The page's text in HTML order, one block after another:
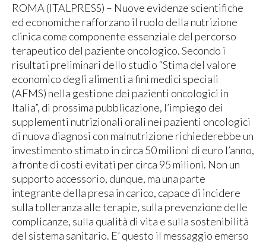
ROMA (ITALPRESS) – Nuove evidenze scientifiche
ed economiche rafforzano il ruolo della nutrizione
clinica come componente essenziale del percorso
terapeutico del paziente oncologico. Secondo i
risultati preliminari dello studio “Stima del valore
economico degli alimenti a fini medici speciali
(AFMS) nella gestione dei pazienti oncologici in
Italia”, di prossima pubblicazione, l’impiego dei
supplementi nutrizionali orali nei pazienti oncologici
di nuova diagnosi con malnutrizione richiederebbe un
investimento stimato in circa 50 milioni di euro l’anno,
a fronte di costi evitati per circa 95 milioni. Non un
supporto accessorio, dunque, ma una parte
integrante della presa in carico, capace di incidere
sulla tolleranza alle terapie, sulla prevenzione delle
complicanze, sulla qualità di vita e sulla sostenibilità
del sistema sanitario. E’ questo il messaggio emerso